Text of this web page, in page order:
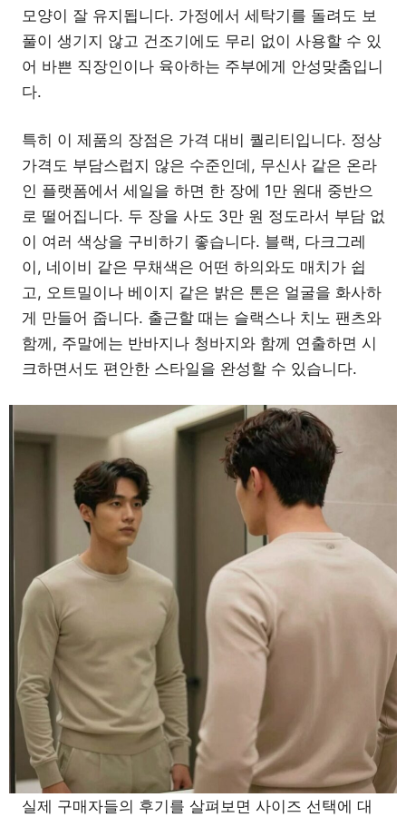
모양이 잘 유지됩니다. 가정에서 세탁기를 돌려도 보
풀이 생기지 않고 건조기에도 무리 없이 사용할 수 있
어 바쁜 직장인이나 육아하는 주부에게 안성맞춤입니
다.
특히 이 제품의 장점은 가격 대비 퀄리티입니다. 정상
가격도 부담스럽지 않은 수준인데, 무신사 같은 온라
인 플랫폼에서 세일을 하면 한 장에 1만 원대 중반으
로 떨어집니다. 두 장을 사도 3만 원 정도라서 부담 없
이 여러 색상을 구비하기 좋습니다. 블랙, 다크그레
이, 네이비 같은 무채색은 어떤 하의와도 매치가 쉽
고, 오트밀이나 베이지 같은 밝은 톤은 얼굴을 화사하
게 만들어 줍니다. 출근할 때는 슬랙스나 치노 팬츠와
함께, 주말에는 반바지나 청바지와 함께 연출하면 시
크하면서도 편안한 스타일을 완성할 수 있습니다.
실제 구매자들의 후기를 살펴보면 사이즈 선택에 대